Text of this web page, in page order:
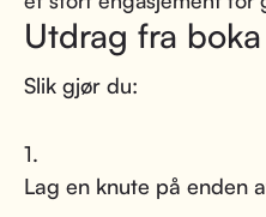
Utdrag fra boka
Slik gjør du:
1.
Lag en knute på enden